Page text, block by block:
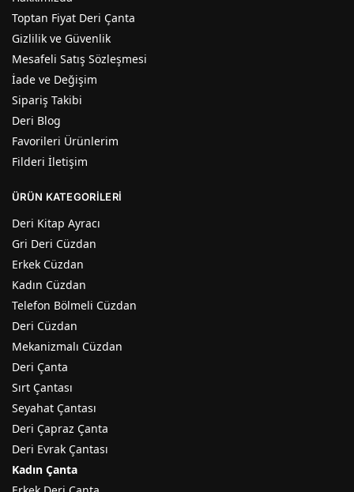
Toptan Fiyat Deri Çanta
Gizlilik ve Güvenlik
Mesafeli Satış Sözleşmesi
İade ve Değişim
Sipariş Takibi
Deri Blog
Favorileri Ürünlerim
Filderi İletişim
ÜRÜN KATEGORILERI
Deri Kitap Ayracı
Gri Deri Cüzdan
Erkek Cüzdan
Kadın Cüzdan
Telefon Bölmeli Cüzdan
Deri Cüzdan
Mekanizmalı Cüzdan
Deri Çanta
Sırt Çantası
Seyahat Çantası
Deri Çapraz Çanta
Deri Evrak Çantası
Kadın Çanta